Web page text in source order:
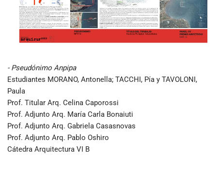
- Pseudónimo Anpipa
Estudiantes MORANO, Antonella; TACCHI, Pía y TAVOLONI,
Paula
Prof. Titular Arq. Celina Caporossi
Prof. Adjunto Arq. María Carla Bonaiuti
Prof. Adjunto Arq. Gabriela Casasnovas
Prof. Adjunto Arq. Pablo Oshiro
Cátedra Arquitectura VI B